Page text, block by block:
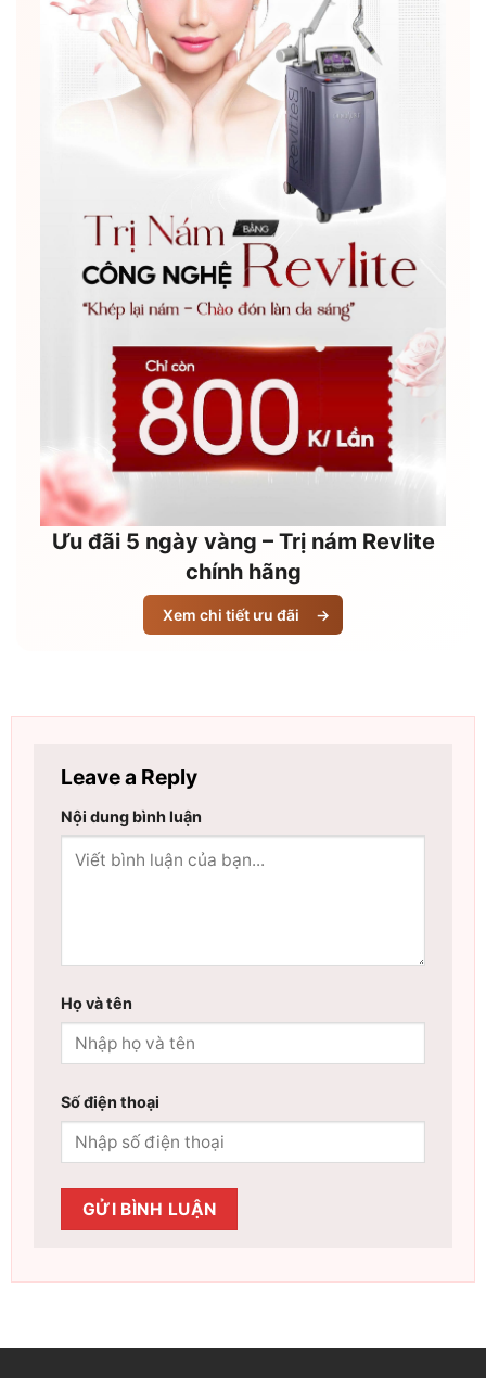
Ưu đãi 5 ngày vàng – Trị nám Revlite
chính hãng
Xem chi tiết ưu đãi →
Leave a Reply
Nội dung bình luận
Họ và tên
Số điện thoại